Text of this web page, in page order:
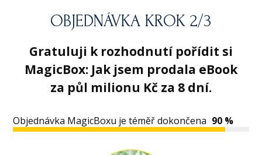
OBJEDNÁVKA KROK 2/3
Gratuluji k rozhodnutí pořídit si
MagicBox: Jak jsem prodala eBook
za půl milionu Kč za 8 dní.
Objednávka MagicBoxu je téměř dokončena 90 %